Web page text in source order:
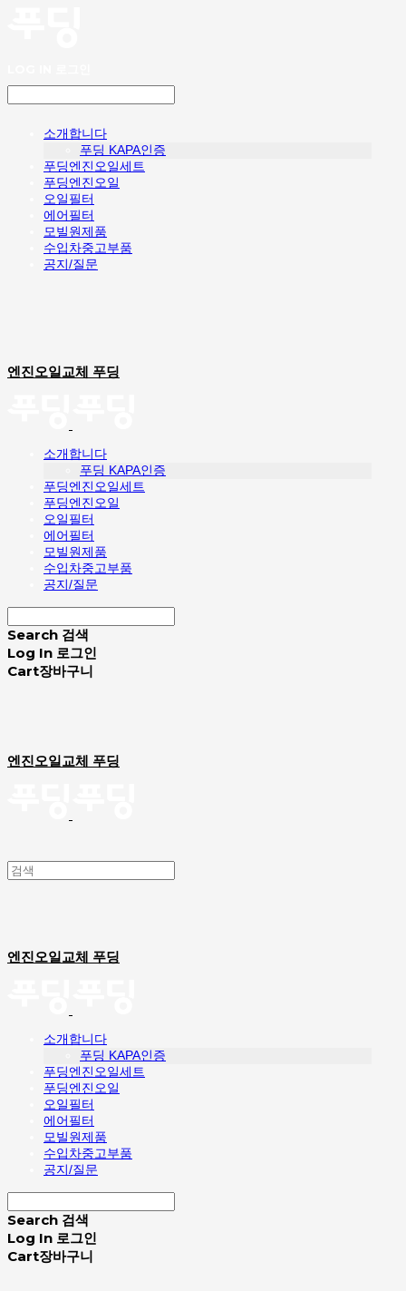
소개합니다
푸딩 KAPA인증
푸딩엔진오일세트
푸딩엔진오일
오일필터
에어필터
모빌원제품
수입차중고부품
공지/질문
엔진오일교체 푸딩
소개합니다
푸딩 KAPA인증
푸딩엔진오일세트
푸딩엔진오일
오일필터
에어필터
모빌원제품
수입차중고부품
공지/질문
Search 검색
Log In 로그인
Cart장바구니
엔진오일교체 푸딩
엔진오일교체 푸딩
소개합니다
푸딩 KAPA인증
푸딩엔진오일세트
푸딩엔진오일
오일필터
에어필터
모빌원제품
수입차중고부품
공지/질문
Search 검색
Log In 로그인
Cart장바구니